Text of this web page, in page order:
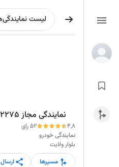
نمایندگی مجاز 2275 ایران خودرو حجت جهانی
4,8
52 رای
نمایندگی خودرو
بلوار ولایت
مسیرها
ارسال